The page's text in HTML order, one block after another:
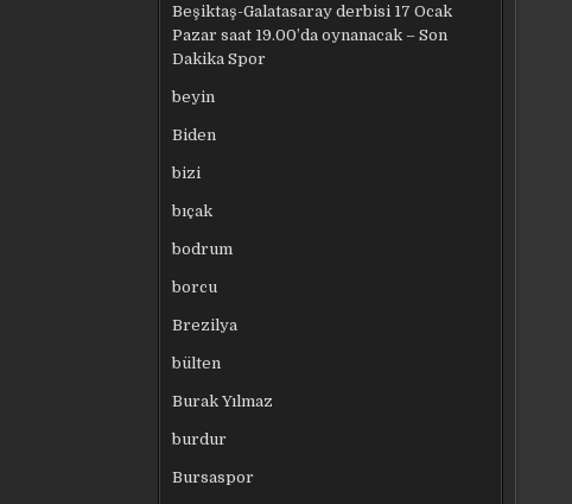
Beşiktaş-Galatasaray derbisi 17 Ocak
Pazar saat 19.00’da oynanacak – Son
Dakika Spor
beyin
Biden
bizi
bıçak
bodrum
borcu
Brezilya
bülten
Burak Yılmaz
burdur
Bursaspor